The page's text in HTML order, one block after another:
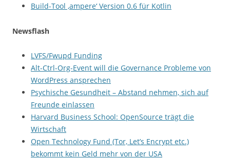
Build-Tool ‚ampere‘ Version 0.6 für Kotlin
Newsflash
LVFS/Fwupd Funding
Alt-Ctrl-Org-Event will die Governance Probleme von
WordPress ansprechen
Psychische Gesundheit – Abstand nehmen, sich auf
Freunde einlassen
Harvard Business School: OpenSource trägt die
Wirtschaft
Open Technology Fund (Tor, Let’s Encrypt etc.)
bekommt kein Geld mehr von der USA